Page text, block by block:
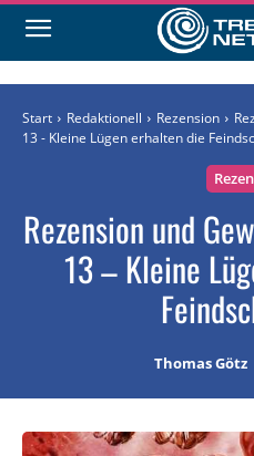
Start Redaktionell Rezension
13 - Kleine Lügen erhalten die
Rezension und
13 – Kleine
Thomas Götz